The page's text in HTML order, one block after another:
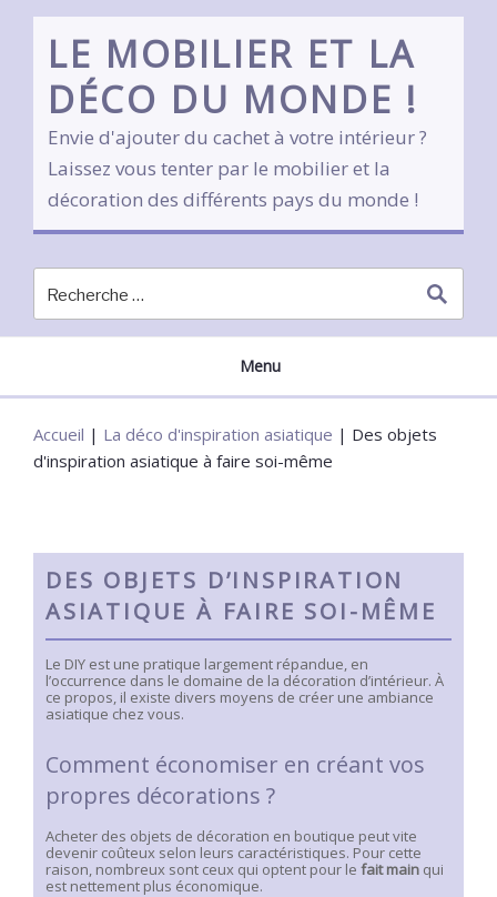
contentLE MOBILIER ET LA
DÉCO DU MONDE !
Envie d'ajouter du cachet à votre intérieur ?
Laissez vous tenter par le mobilier et la
décoration des différents pays du monde !
Menu
Accueil | La déco d'inspiration asiatique | Des objets
d'inspiration asiatique à faire soi-même
DES OBJETS D’INSPIRATION
ASIATIQUE À FAIRE SOI-MÊME
Le DIY est une pratique largement répandue, en
l’occurrence dans le domaine de la décoration d’intérieur. À
ce propos, il existe divers moyens de créer une ambiance
asiatique chez vous.
Comment économiser en créant vos
propres décorations ?
Acheter des objets de décoration en boutique peut vite
devenir coûteux selon leurs caractéristiques. Pour cette
raison, nombreux sont ceux qui optent pour le fait main qui
est nettement plus économique.